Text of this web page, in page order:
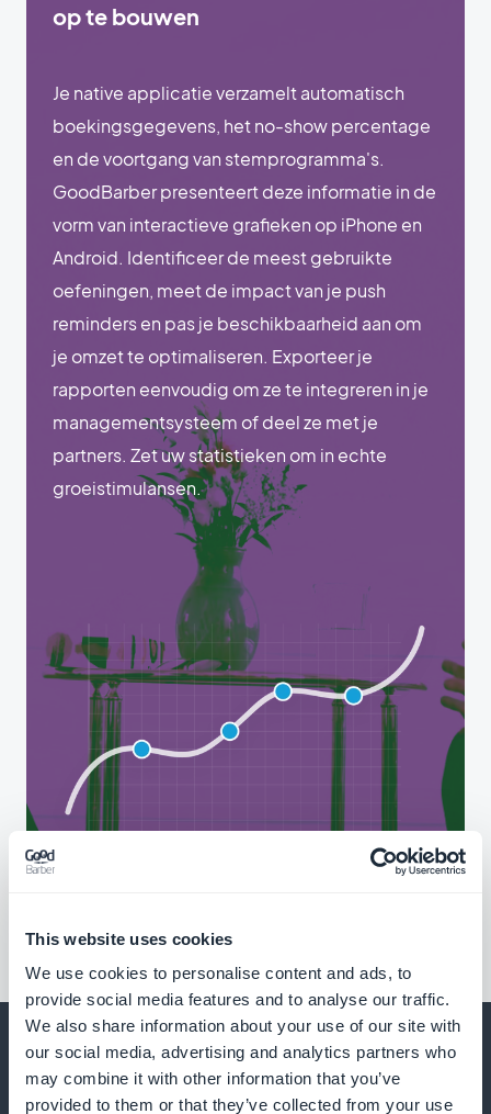
This website uses cookies
We use cookies to personalise content and ads, to
provide social media features and to analyse our traffic.
We also share information about your use of our site with
our social media, advertising and analytics partners who
may combine it with other information that you’ve
provided to them or that they’ve collected from your use
op te bouwen
Je native applicatie verzamelt automatisch
boekingsgegevens, het no-show percentage
en de voortgang van stemprogramma's.
GoodBarber presenteert deze informatie in de
vorm van interactieve grafieken op iPhone en
Android. Identificeer de meest gebruikte
oefeningen, meet de impact van je push
reminders en pas je beschikbaarheid aan om
je omzet te optimaliseren. Exporteer je
rapporten eenvoudig om ze te integreren in je
managementsysteem of deel ze met je
partners. Zet uw statistieken om in echte
groeistimulansen.